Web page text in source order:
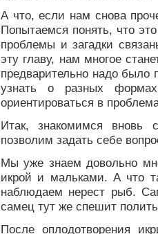
А что, если нам снова
Попытаемся понять, что
проблемы и загадки
эту главу, нам многое
предварительно надо было
узнать о разных
ориентироваться в
Итак, знакомимся
позволим задать себе
Мы уже знаем довольно
икрой и мальками. А что
наблюдаем нерест рыб.
самец тут же спешит
После оплодотворения